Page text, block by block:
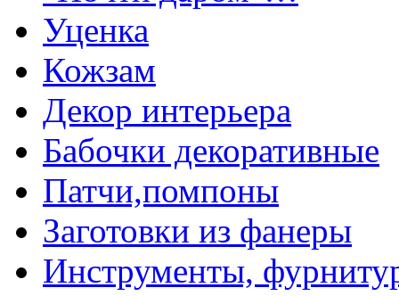
Уценка
Кожзам
Декор интерьера
Бабочки декоративные
Патчи,помпоны
Заготовки из фанеры
Инструменты,